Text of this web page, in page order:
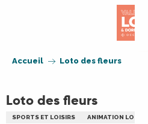
Accueil Loto des fleurs
Loto des fleurs
SPORTS ET LOISIRS ANIMATION LOCALE